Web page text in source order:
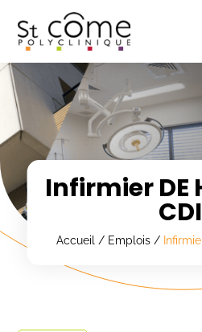
Infirmier DE
CDI
Accueil / Emplois/